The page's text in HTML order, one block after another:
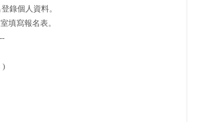
錄個人資料。
填寫報名表。
)